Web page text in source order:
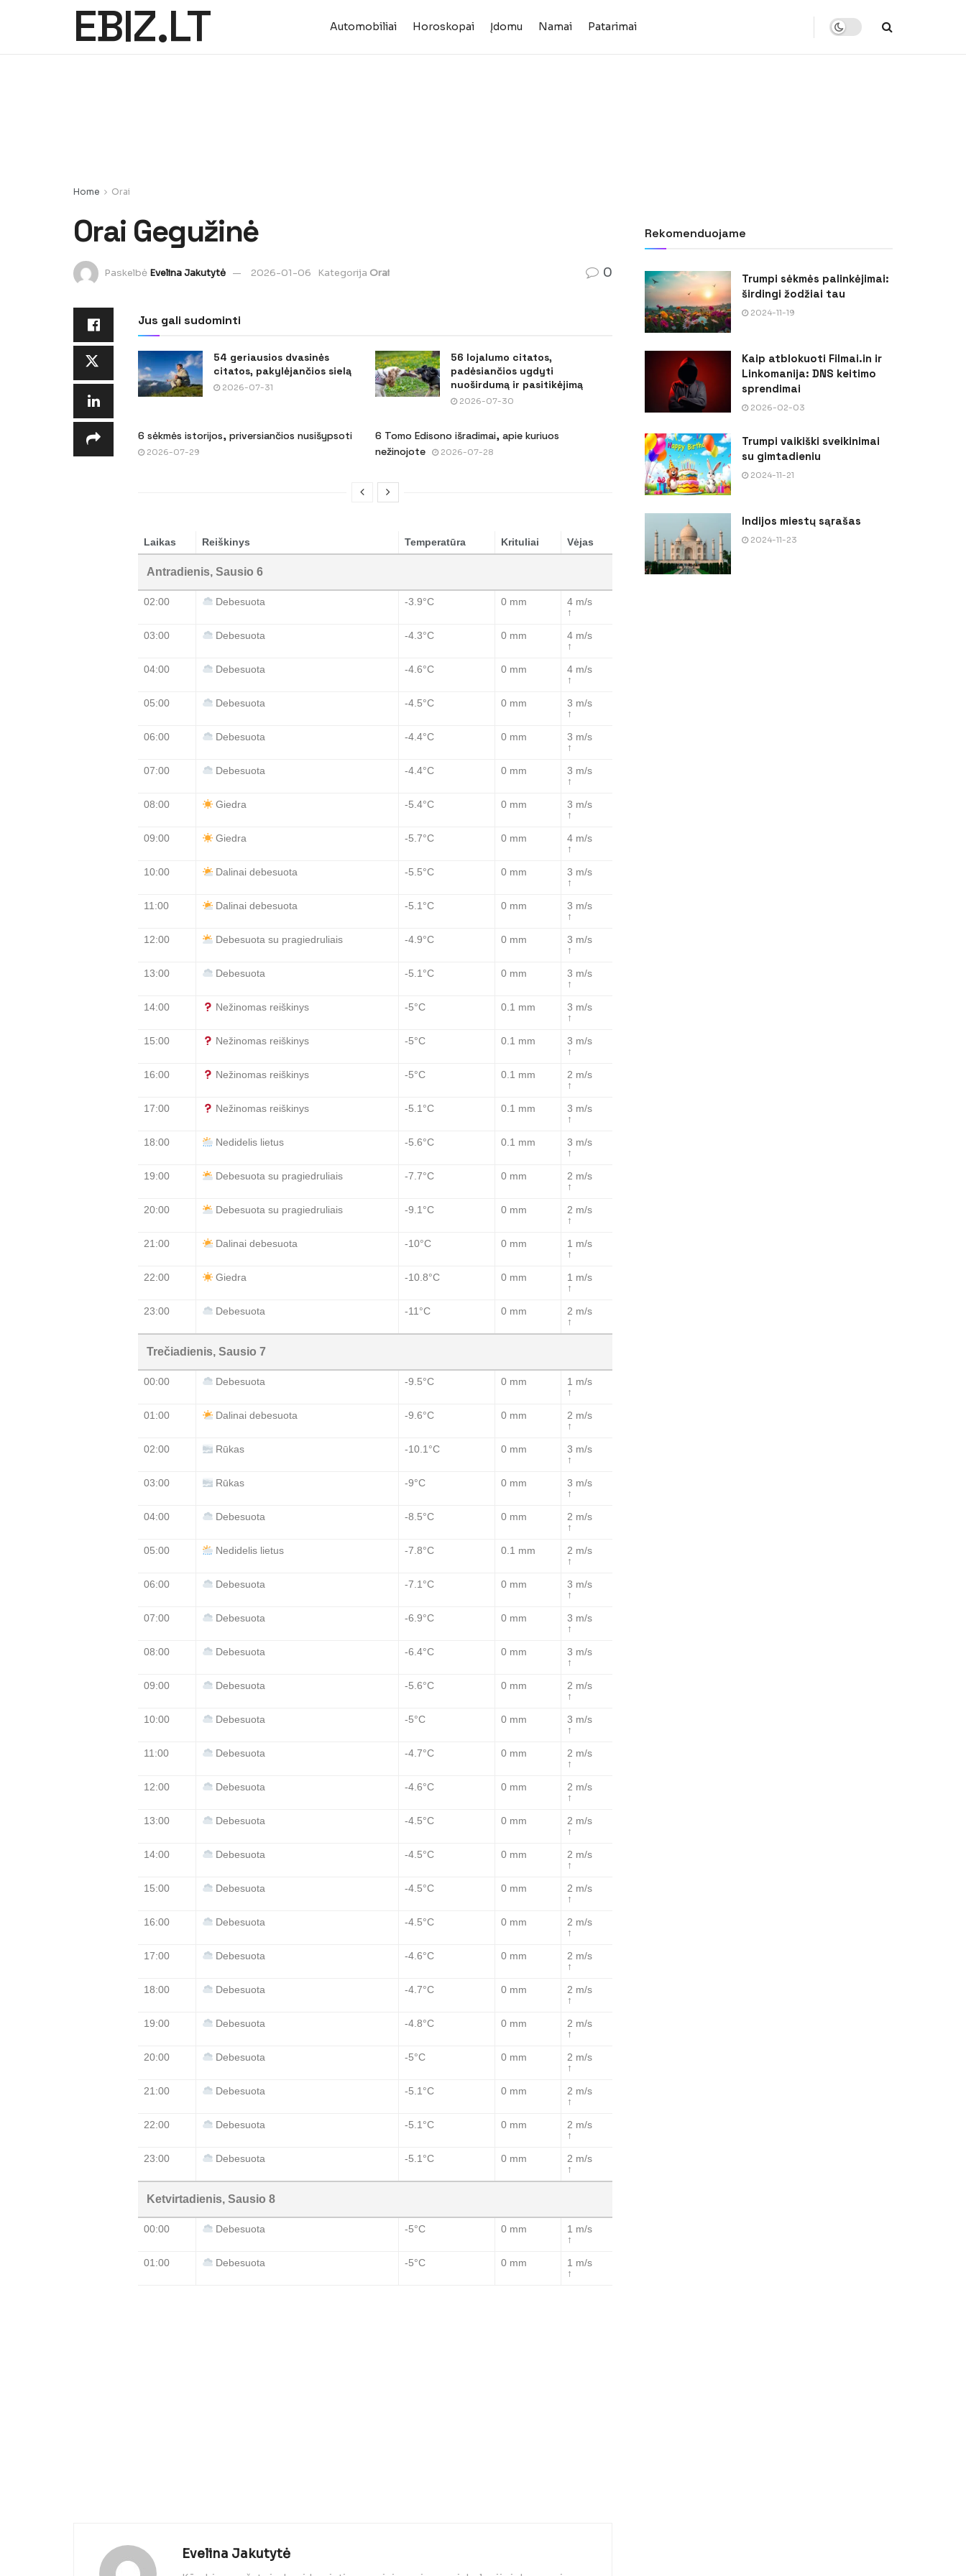
EBIZ.LT Automobiliai Horoskopai Įdomu Namai Patarimai
Home Orai
Orai Gegužinė
Paskelbė Evelina Jakutytė 2026-01-06 Kategorija Orai 0
Jus gali sudominti
54 geriausios dvasinės
citatos, pakylėjančios sielą
2026-07-31
56 lojalumo citatos,
padėsiančios ugdyti
nuoširdumą ir pasitikėjimą
2026-07-30
6 sėkmės istorijos, priversiančios nusišypsoti
2026-07-29
6 Tomo Edisono išradimai, apie kuriuos
nežinojote
2026-07-28
Laikas Reiškinys Temperatūra Krituliai Vėjas
Antradienis, Sausio 6
02:00 Debesuota -3.9°C 0 mm
4 m/s
↑
03:00 Debesuota -4.3°C 0 mm
4 m/s
↑
04:00 Debesuota -4.6°C 0 mm
4 m/s
↑
05:00 Debesuota -4.5°C 0 mm
3 m/s
↑
06:00 Debesuota -4.4°C 0 mm
3 m/s
↑
07:00 Debesuota -4.4°C 0 mm
3 m/s
↑
08:00 Giedra -5.4°C 0 mm
3 m/s
↑
09:00 Giedra -5.7°C 0 mm
4 m/s
↑
10:00 Dalinai debesuota -5.5°C 0 mm
3 m/s
↑
11:00 Dalinai debesuota -5.1°C 0 mm
3 m/s
↑
12:00 Debesuota su pragiedruliais -4.9°C 0 mm
3 m/s
↑
13:00 Debesuota -5.1°C 0 mm
3 m/s
↑
14:00 Nežinomas reiškinys -5°C 0.1 mm
3 m/s
↑
15:00 Nežinomas reiškinys -5°C 0.1 mm
3 m/s
↑
16:00 Nežinomas reiškinys -5°C 0.1 mm
2 m/s
↑
17:00 Nežinomas reiškinys -5.1°C 0.1 mm
3 m/s
↑
18:00 Nedidelis lietus -5.6°C 0.1 mm
3 m/s
↑
19:00 Debesuota su pragiedruliais -7.7°C 0 mm
2 m/s
↑
20:00 Debesuota su pragiedruliais -9.1°C 0 mm
2 m/s
↑
21:00 Dalinai debesuota -10°C 0 mm
1 m/s
↑
22:00 Giedra -10.8°C 0 mm
1 m/s
↑
23:00 Debesuota -11°C 0 mm
2 m/s
↑
Trečiadienis, Sausio 7
00:00 Debesuota -9.5°C 0 mm
1 m/s
↑
01:00 Dalinai debesuota -9.6°C 0 mm
2 m/s
↑
02:00 Rūkas -10.1°C 0 mm
3 m/s
↑
03:00 Rūkas -9°C 0 mm
3 m/s
↑
04:00 Debesuota -8.5°C 0 mm
2 m/s
↑
05:00 Nedidelis lietus -7.8°C 0.1 mm
2 m/s
↑
06:00 Debesuota -7.1°C 0 mm
3 m/s
↑
07:00 Debesuota -6.9°C 0 mm
3 m/s
↑
08:00 Debesuota -6.4°C 0 mm
3 m/s
↑
09:00 Debesuota -5.6°C 0 mm
2 m/s
↑
10:00 Debesuota -5°C 0 mm
3 m/s
↑
11:00 Debesuota -4.7°C 0 mm
2 m/s
↑
12:00 Debesuota -4.6°C 0 mm
2 m/s
↑
13:00 Debesuota -4.5°C 0 mm
2 m/s
↑
14:00 Debesuota -4.5°C 0 mm
2 m/s
↑
15:00 Debesuota -4.5°C 0 mm
2 m/s
↑
16:00 Debesuota -4.5°C 0 mm
2 m/s
↑
17:00 Debesuota -4.6°C 0 mm
2 m/s
↑
18:00 Debesuota -4.7°C 0 mm
2 m/s
↑
19:00 Debesuota -4.8°C 0 mm
2 m/s
↑
20:00 Debesuota -5°C 0 mm
2 m/s
↑
21:00 Debesuota -5.1°C 0 mm
2 m/s
↑
22:00 Debesuota -5.1°C 0 mm
2 m/s
↑
23:00 Debesuota -5.1°C 0 mm
2 m/s
↑
Ketvirtadienis, Sausio 8
00:00 Debesuota -5°C 0 mm
1 m/s
↑
01:00 Debesuota -5°C 0 mm
1 m/s
↑
Evelina Jakutytė
Rekomenduojame
Trumpi sėkmės palinkėjimai:
širdingi žodžiai tau
2024-11-19
Kaip atblokuoti Filmai.in ir
Linkomanija: DNS keitimo
sprendimai
2026-02-03
Trumpi vaikiški sveikinimai
su gimtadieniu
2024-11-21
Indijos miestų sąrašas
2024-11-23